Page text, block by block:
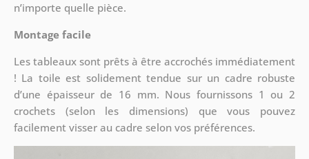
n’importe quelle pièce.
Montage facile
Les tableaux sont prêts à être accrochés immédiatement
! La toile est solidement tendue sur un cadre robuste
d’une épaisseur de 16 mm. Nous fournissons 1 ou 2
crochets (selon les dimensions) que vous pouvez
facilement visser au cadre selon vos préférences.